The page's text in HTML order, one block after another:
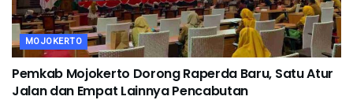
MOJOKERTO
Pemkab Mojokerto Dorong Raperda Baru, Satu Atur
Jalan dan Empat Lainnya Pencabutan